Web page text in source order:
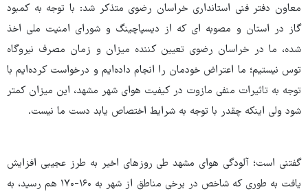
معاون دفتر فنی استانداری خراسان رضوی متذکر شد: با توجه به کمبود
گاز در استان و مصوبه ای که از دیسپاچینگ و شورای امنیت ملی اخذ
شده، ما در خراسان رضوی تعیین کننده میزان و زمان مصرف نیروگاه
توس نیستیم؛ ما اعتراض خودمان را انجام داده‌ایم و درخواست کرده‌ایم با
توجه به تاثیرات منفی مازوت در کیفیت هوای شهر مشهد، این میزان کمتر
شود ولی اینکه چقدر با توجه به شرایط اختصاص یابد دست ما نیست.
گفتنی است؛ آلودگی هوای مشهد طی روزهای اخیر به طرز عجیبی افزایش
یافت به طوری که شاخص در برخی مناطق از شهر به ۱۶۰-۱۷۰ هم رسید، به